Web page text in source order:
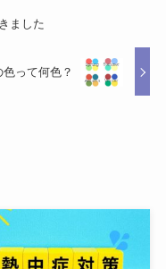
ました
って何色？